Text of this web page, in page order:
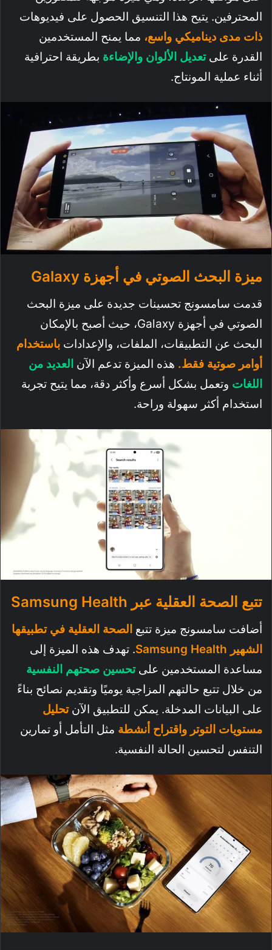
المحترفين. يتيح هذا التنسيق الحصول على فيديوهات
ذات مدى ديناميكي واسع، مما يمنح المستخدمين
القدرة علىتعديل الألوان والإضاءة بطريقة احترافية
أثناء عملية المونتاج.
ميزة البحث الصوتي في أجهزة Galaxy
قدمت سامسونج تحسينات جديدة على ميزة البحث
الصوتي في أجهزة Galaxy، حيث أصبح بالإمكان
البحث عن التطبيقات، الملفات، والإعدادات باستخدام
أوامر صوتية فقط. هذه الميزة تدعم الآن العديد من
اللغات وتعمل بشكل أسرع وأكثر دقة، مما يتيح تجربة
استخدام أكثر سهولة وراحة.
تتبع الصحة العقلية عبر Samsung Health
أضافت سامسونج ميزة تتبع الصحة العقلية في تطبيقها
الشهير Samsung Health
. تهدف هذه الميزة إلى
مساعدة المستخدمين علىتحسين صحتهم النفسية
من خلال تتبع حالتهم المزاجية يوميًا وتقديم نصائح بناءً
على البيانات المدخلة. يمكن للتطبيق الآنتحليل
مستويات التوتر واقتراح أنشطة مثل التأمل أو تمارين
التنفس لتحسين الحالة النفسية.